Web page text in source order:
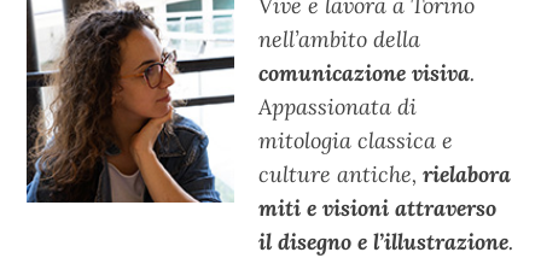
nell’ambito della
comunicazione visiva.
Appassionata di
mitologia classica e
culture antiche,rielabora
miti e visioni attraverso
il disegno e l’illustrazione.